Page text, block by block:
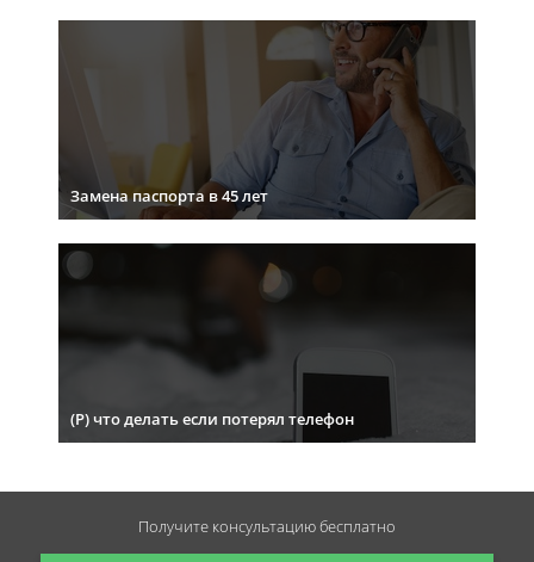
Замена паспорта в 45 лет
(Р) что делать если потерял телефон
Получите консультациюбесплатно